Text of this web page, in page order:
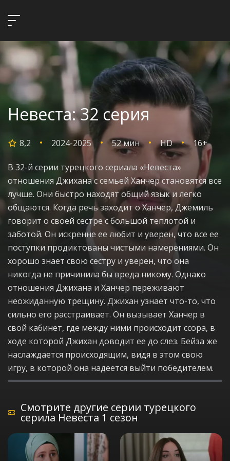
Невеста: 32 серия
8,2 2024-2025 52 мин HD 16+
В 32-й серии турецкого сериала «Невеста»
отношения Джихана с семьей Ханчер становятся все
лучше. Они быстро находят общий язык и легко
общаются. Когда речь заходит о Ханчер, Джемиль
говорит о своей сестре с большой теплотой и
заботой. Он искренне ее любит и уверен, что все ее
поступки продиктованы чистыми намерениями. Он
хорошо знает свою сестру и уверен, что она
никогда не причинила бы вреда никому. Однако
отношения Джихана и Ханчер переживают
неожиданную трещину. Джихан узнает что-то, что
сильно его расстраивает. Он вызывает Ханчер в
свой кабинет, где между ними происходит ссора, в
ходе которой Джихан доводит ее до слез. Бейза же
наслаждается происходящим, видя в этом свою
игру, в которой она надеется выйти победителем.
Смотрите другие серии турецкого
серила Невеста 1 сезон